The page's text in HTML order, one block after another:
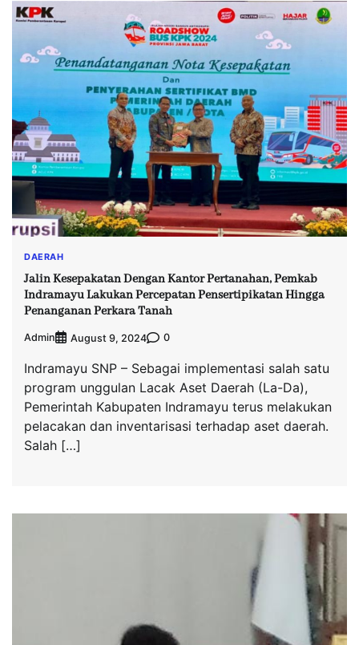
DAERAH
Jalin Kesepakatan Dengan Kantor Pertanahan, Pemkab
Indramayu Lakukan Percepatan Pensertipikatan Hingga
Penanganan Perkara Tanah
Admin August 9, 2024 0
Indramayu SNP – Sebagai implementasi salah satu
program unggulan Lacak Aset Daerah (La-Da),
Pemerintah Kabupaten Indramayu terus melakukan
pelacakan dan inventarisasi terhadap aset daerah.
Salah […]